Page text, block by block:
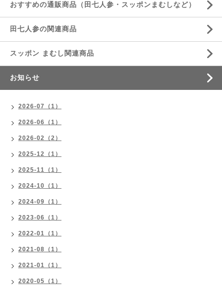
おすすめの通販商品（田七人参・スッポンまむしなど）
田七人参の関連商品
スッポン まむし関連商品
お知らせ
2026-07（1）
2026-06（1）
2026-02（2）
2025-12（1）
2025-11（1）
2024-10（1）
2024-09（1）
2023-06（1）
2022-01（1）
2021-08（1）
2021-01（1）
2020-05（1）